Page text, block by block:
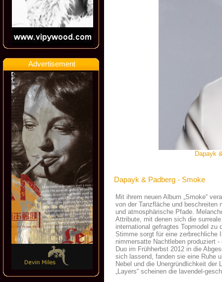
Advertisement
Dapayk
Dapayk & Padberg - Smoke
Mit ihrem neuen Album „Smoke“
von der Tanzfläche und beschreiten
und atmosphärische Pfade.
Attribute, mit denen sich die
international gefragtes Topmodel zu
Stimme sorgt für eine zerbrechliche
nimmersatte Nachtleben produziert
Duo im Frühherbst 2012 in die
sich lassend, fanden sie eine Ruhe
Nebel und die Unergründlichkeit der
„Layers“ scheinen die lavendel-